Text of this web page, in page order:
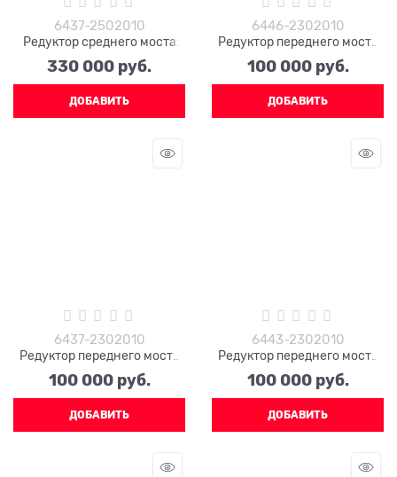
6437-2502010
Редуктор среднего моста
6437-2502010 (51 зуб)
330 000 руб.
ДОБАВИТЬ
6446-2302010
Редуктор переднего моста
6446-2302010
100 000 руб.
ДОБАВИТЬ
6437-2302010
Редуктор переднего моста
КРАЗ 6437-2302010
100 000 руб.
ДОБАВИТЬ
6443-2302010
Редуктор переднего моста
КРАЗ 6443-2302010
100 000 руб.
ДОБАВИТЬ